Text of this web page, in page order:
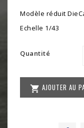
Modèle réduit
Echelle 1/43
Quantité
 AJOUTER AU